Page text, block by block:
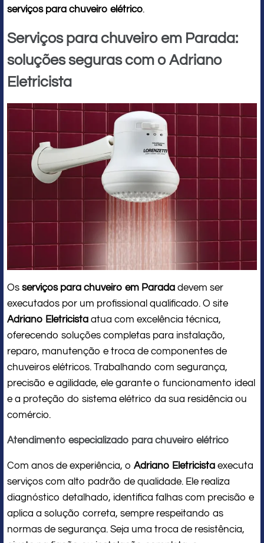
serviços para chuveiro elétrico.
Serviços para chuveiro em Parada:
soluções seguras com o Adriano
Eletricista
Os serviços para chuveiro em Parada devem ser
executados por um profissional qualificado. O site
Adriano Eletricista atua com excelência técnica,
oferecendo soluções completas para instalação,
reparo, manutenção e troca de componentes de
chuveiros elétricos. Trabalhando com segurança,
precisão e agilidade, ele garante o funcionamento ideal
e a proteção do sistema elétrico da sua residência ou
comércio.
Atendimento especializado para chuveiro elétrico
Com anos de experiência, o Adriano Eletricista executa
serviços com alto padrão de qualidade. Ele realiza
diagnóstico detalhado, identifica falhas com precisão e
aplica a solução correta, sempre respeitando as
normas de segurança. Seja uma troca de resistência,